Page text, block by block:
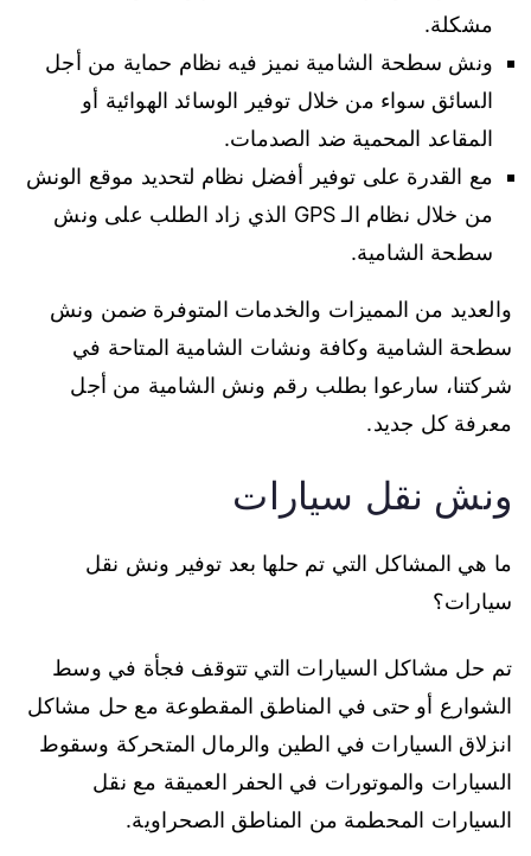
مشكلة.
ونش سطحة الشامية نميز فيه نظام حماية من أجل
السائق سواء من خلال توفير الوسائد الهوائية أو
المقاعد المحمية ضد الصدمات.
مع القدرة على توفير أفضل نظام لتحديد موقع الونش
من خلال نظام الـ GPS الذي زاد الطلب على ونش
سطحة الشامية.
والعديد من المميزات والخدمات المتوفرة ضمن ونش
سطحة الشامية وكافة ونشات الشامية المتاحة في
شركتنا، سارعوا بطلب رقم ونش الشامية من أجل
معرفة كل جديد.
ونش نقل سيارات
ما هي المشاكل التي تم حلها بعد توفير ونش نقل
سيارات؟
تم حل مشاكل السيارات التي تتوقف فجأة في وسط
الشوارع أو حتى في المناطق المقطوعة مع حل مشاكل
انزلاق السيارات في الطين والرمال المتحركة وسقوط
السيارات والموتورات في الحفر العميقة مع نقل
السيارات المحطمة من المناطق الصحراوية.